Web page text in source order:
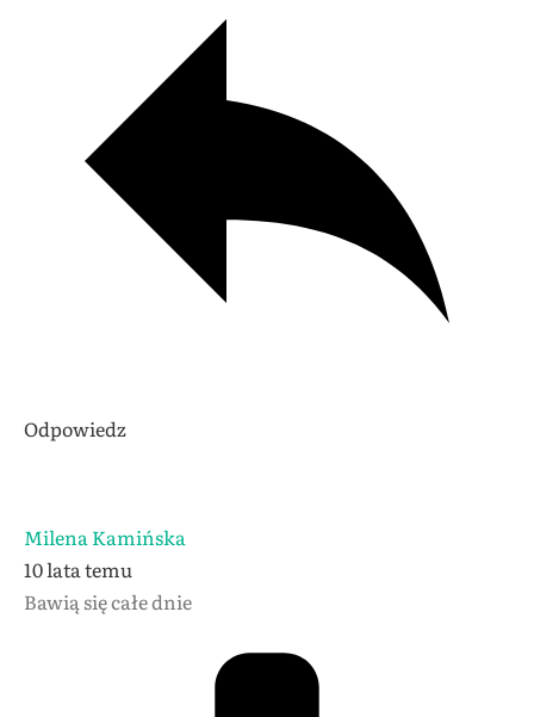
Odpowiedz
Milena Kamińska
10 lata temu
Bawią się całe dnie